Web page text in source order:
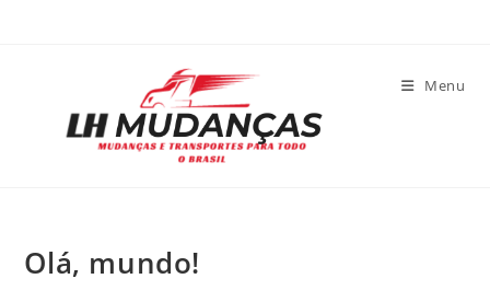
Menu
Olá, mundo!